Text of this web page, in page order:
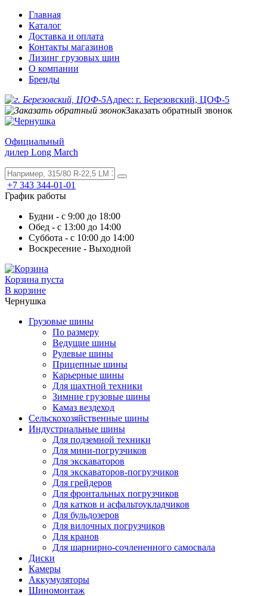
Главная
Каталог
Доставка и оплата
Контакты магазинов
Лизинг грузовых шин
О компании
Бренды
Адрес: г. Березовский, ЦОФ-5
Заказать обратный звонок
Официальный
дилер Long March
+7 343 344-01-01
График работы
Будни - с 9:00 до 18:00
Обед - с 13:00 до 14:00
Суббота - с 10:00 до 14:00
Воскресение - Выходной
Корзина пуста
В корзине
Чернушка
Грузовые шины
По размеру
Ведущие шины
Рулевые шины
Прицепные шины
Карьерные шины
Для шахтной техники
Зимние грузовые шины
Камаз вездеход
Сельскохозяйственные шины
Индустриальные шины
Для подземной техники
Для мини-погрузчиков
Для экскаваторов
Для экскаваторов-погрузчиков
Для грейдеров
Для фронтальных погрузчиков
Для катков и асфальтоукладчиков
Для бульдозеров
Для вилочных погрузчиков
Для кранов
Для шарнирно-сочлененного самосвала
Диски
Камеры
Аккумуляторы
Шиномонтаж